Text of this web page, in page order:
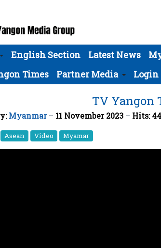
English Section Latest News
Times
Partner Media Login
TV
Myanmar 11 November 2023 Hits:
Asean Video Myamar